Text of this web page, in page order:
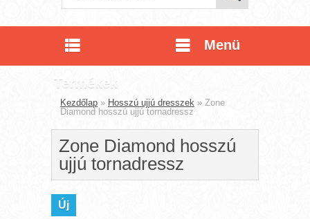
Termékek
Menü
Kezdőlap » Hosszú ujjú dresszek » Zone
Diamond hosszú ujjú tornadressz
Zone Diamond hosszú
ujjú tornadressz
Új